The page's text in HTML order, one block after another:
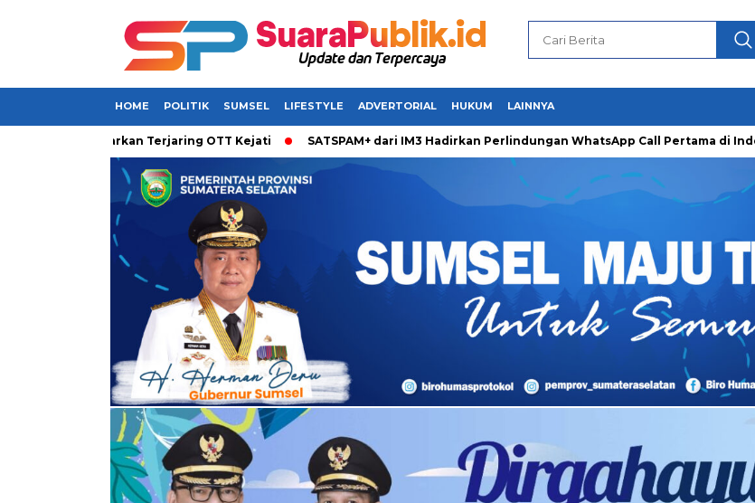
HOME POLITIK SUMSEL LIFESTYLE ADVERTORIAL HUKUM LAINNYA
Dikabarkan Terjaring OTT Kejati SATSPAM+ dari IM3 Hadirkan Perlindungan WhatsApp Call Pertama di